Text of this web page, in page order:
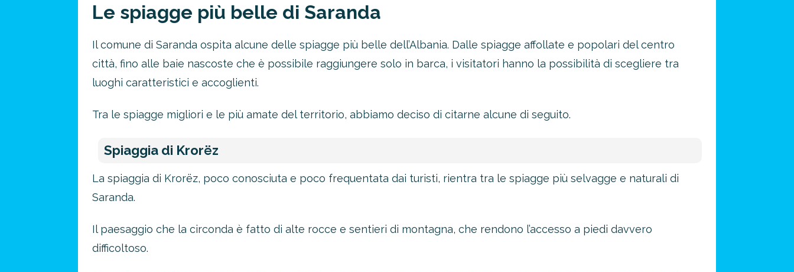
Le spiagge più belle di Saranda
Il comune di Saranda ospita alcune delle spiagge più belle dell’Albania. Dalle spiagge affollate e popolari del centro
città, fino alle baie nascoste che è possibile raggiungere solo in barca, i visitatori hanno la possibilità di scegliere tra
luoghi caratteristici e accoglienti.
Tra le spiagge migliori e le più amate del territorio, abbiamo deciso di citarne alcune di seguito.
Spiaggia di Krorëz
La spiaggia di Krorëz, poco conosciuta e poco frequentata dai turisti, rientra tra le spiagge più selvagge e naturali di
Saranda.
Il paesaggio che la circonda è fatto di alte rocce e sentieri di montagna, che rendono l’accesso a piedi davvero
difficoltoso.
Risparmia oltre il 21%!
approfitta del nostro 4-2-1